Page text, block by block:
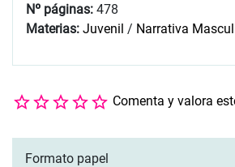
Nº páginas: 478
Materias: Juvenil / Narrativa
Comenta y valora
Formato papel